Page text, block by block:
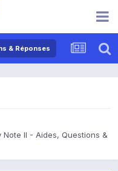
& Réponses
Note II - Aides, Questions &